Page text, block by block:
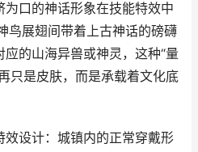
口的神话形象在技能特效中
鸟展翅间带着上古神话的磅礴
的山海异兽或神灵，这种“量
只是皮肤，而是承载着文化底
设计：城镇内的正常穿戴形